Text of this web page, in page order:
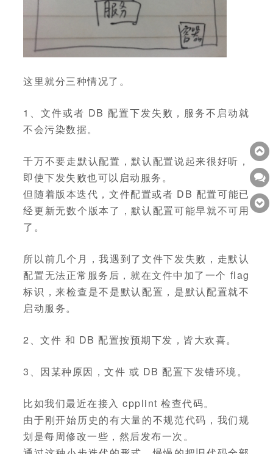
这里就分三种情况了。
1、文件或者 DB 配置下发失败，服务不启动就
不会污染数据。
千万不要走默认配置，默认配置说起来很好听，
即使下发失败也可以启动服务。
但随着版本迭代，文件配置或者 DB 配置可能已
经更新无数个版本了，默认配置可能早就不可用
了。
所以前几个月，我遇到了文件下发失败，走默认
配置无法正常服务后，就在文件中加了一个 flag
标识，来检查是不是默认配置，是默认配置就不
启动服务。
2、文件 和 DB 配置按预期下发，皆大欢喜。
3、因某种原因，文件 或 DB 配置下发错环境。
比如我们最近在接入 cpplint 检查代码。
由于刚开始历史的有大量的不规范代码，我们规
划是每周修改一些，然后发布一次。